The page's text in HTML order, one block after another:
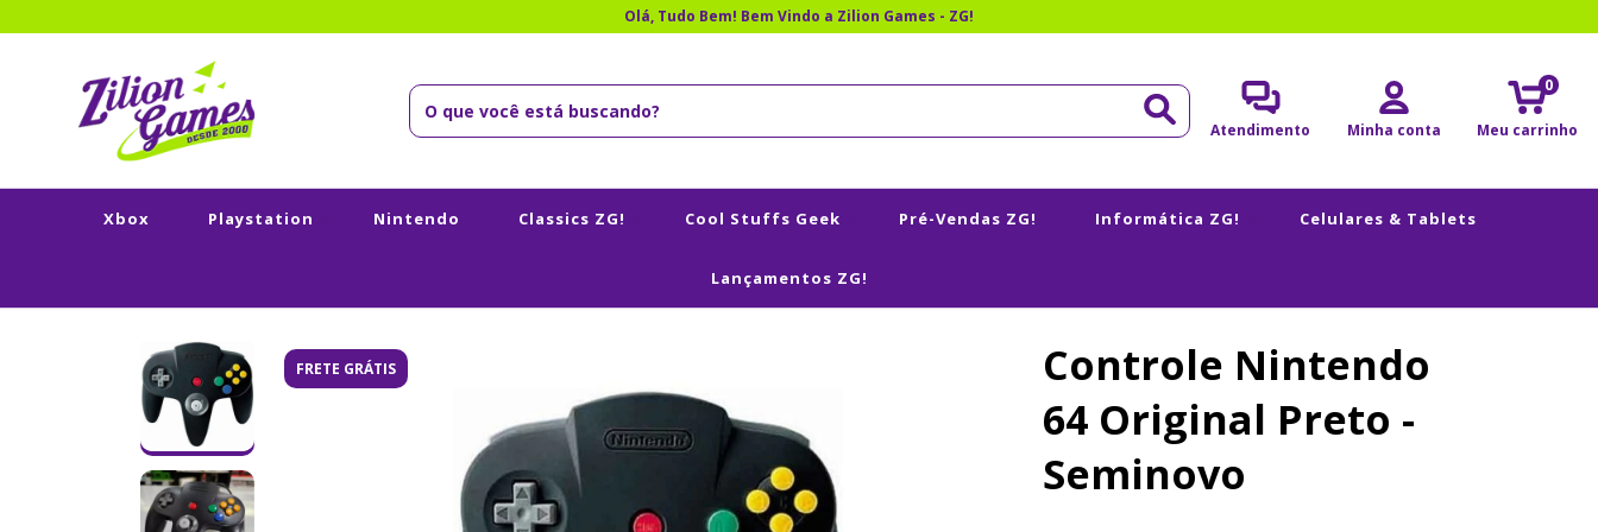
Olá, Tudo Bem! Bem Vindo a Zilion Games - ZG!
Atendimento Minha conta Meu carrinho
0
Xbox Playstation Nintendo Classics ZG! Cool Stuffs Geek Pré-Vendas ZG! Informática ZG! Celulares & Tablets
Lançamentos ZG!
FRETE GRÁTIS
Controle Nintendo
64 Original Preto -
Seminovo